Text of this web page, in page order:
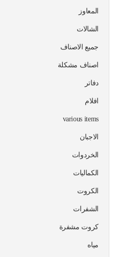
المعاوز
الشالات
جميع الاصناف
اصناف مشكلة
دفاتر
افلام
various items
الاجبان
الخردوات
الكماليات
الكروت
الشفرات
كروت مشفرة
مياه